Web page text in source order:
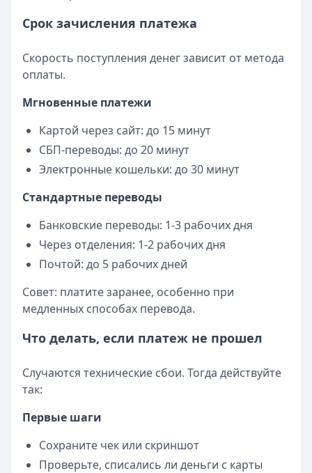
Срок зачисления платежа
Скорость поступления денег зависит от метода
оплаты.
Мгновенные платежи
Картой через сайт: до 15 минут
СБП-переводы: до 20 минут
Электронные кошельки: до 30 минут
Стандартные переводы
Банковские переводы: 1-3 рабочих дня
Через отделения: 1-2 рабочих дня
Почтой: до 5 рабочих дней
Совет: платите заранее, особенно при
медленных способах перевода.
Что делать, если платеж не прошел
Случаются технические сбои. Тогда действуйте
так:
Первые шаги
Сохраните чек или скриншот
Проверьте, списались ли деньги с карты